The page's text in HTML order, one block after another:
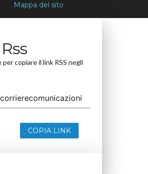
Mappa del sito
copiare il link RSS negli
COPIA LINK